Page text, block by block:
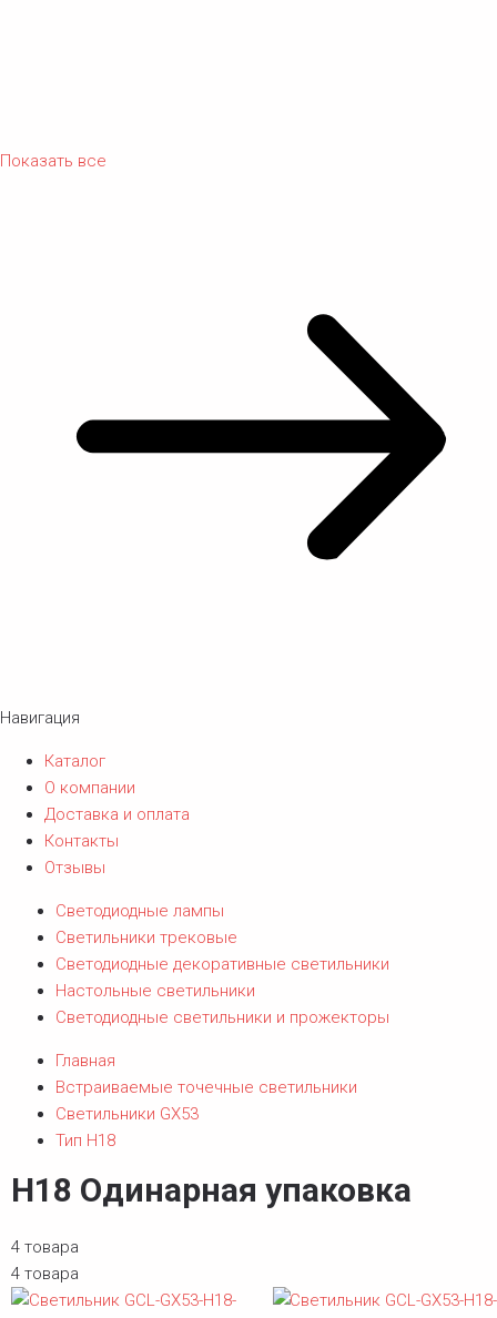
Показать все
Навигация
Каталог
О компании
Доставка и оплата
Контакты
Отзывы
Светодиодные лампы
Светильники трековые
Светодиодные декоративные светильники
Настольные светильники
Светодиодные светильники и прожекторы
Главная
Встраиваемые точечные светильники
Светильники GX53
Тип Н18
Н18 Одинарная упаковка
4 товара
4 товара